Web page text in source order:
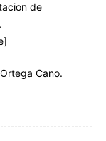
de
Cano.